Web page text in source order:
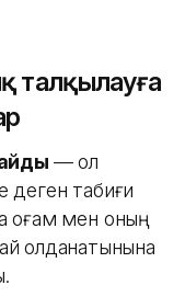
талқылауға
— ол
деген табиғи
қоғам мен оның
қолданатынына